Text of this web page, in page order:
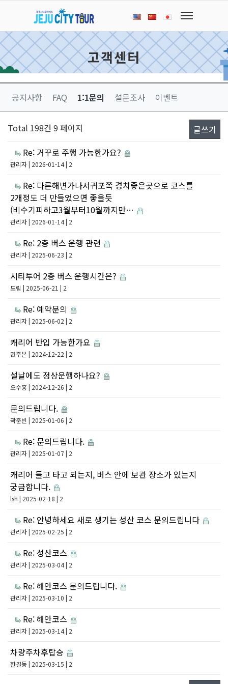
고객센터
공지사항 FAQ 1:1문의 설문조사 이벤트
Total 198건 9 페이지
글쓰기
Re: 거꾸로 주행 가능한가요?
관리자| 2026-01-14 | 2
Re: 다른해변가나서귀포쪽 경치좋은곳으로 코스를
2개정도 더 만들었으면 좋을듯
(비수기피하고3월부터10월까지만…
관리자| 2026-01-14 | 2
Re: 2층 버스 운행 관련
관리자| 2025-06-23 | 2
시티투어 2층 버스 운행시간은?
도림 | 2025-06-21 | 2
Re: 예약문의
관리자| 2025-06-02 | 2
캐리어 반입 가능한가요
권주본| 2024-12-22 | 2
설날에도 정상운행하나요?
오수홍| 2024-12-26 | 2
문의드립니다.
곽준빈 | 2025-01-06 | 2
Re: 문의드립니다.
관리자| 2025-01-07 | 2
캐리어 들고 타고 되는지, 버스 안에 보관 장소가 있는지
궁금합니다.
lsh | 2025-02-18 | 2
Re: 안녕하세요 새로 생기는 성산 코스 문의드립니다
관리자| 2025-02-25 | 2
Re: 성산코스
관리자| 2025-03-04 | 2
Re: 해안코스 문의드립니다.
관리자| 2025-03-10 | 2
Re: 해안코스
관리자| 2025-03-14 | 2
차량주차후탑승
한길동| 2025-03-15 | 2